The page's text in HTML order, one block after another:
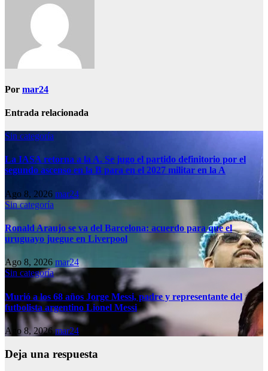
Por mar24
Entrada relacionada
Sin categoría
La IASA retorna a la A. Se jugo el partido definitorio por el
segundo ascenso en la B para en el 2027 militar en la A
Ago 8, 2026 mar24
Sin categoría
Ronald Araujo se va del Barcelona: acuerdo para que el
uruguayo juegue en Liverpool
Ago 8, 2026 mar24
Sin categoría
Murió a los 68 años Jorge Messi, padre y representante del
futbolista argentino Lionel Messi
Ago 8, 2026 mar24
Deja una respuesta